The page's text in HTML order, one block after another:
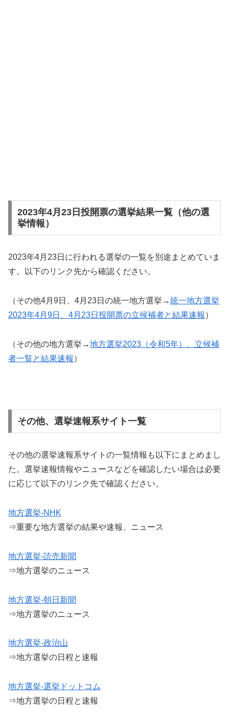
2023年4月23日投開票の選挙結果一覧（他の選
挙情報）
2023年4月23日に行われる選挙の一覧を別途まとめていま
す。以下のリンク先から確認ください。
（その他4月9日、4月23日の統一地方選挙→統一地方選挙
2023年4月9日、4月23日投開票の立候補者と結果速報 ）
（その他の地方選挙→地方選挙2023（令和5年）、立候補
者一覧と結果速報 ）
その他、選挙速報系サイト一覧
その他の選挙速報系サイトの一覧情報も以下にまとめまし
た。選挙速報情報やニュースなどを確認したい場合は必要
に応じて以下のリンク先で確認ください。
地方選挙-NHK
⇒重要な地方選挙の結果や速報、ニュース
地方選挙-読売新聞
⇒地方選挙のニュース
地方選挙-朝日新聞
⇒地方選挙のニュース
地方選挙-政治山
⇒地方選挙の日程と速報
地方選挙-選挙ドットコム
⇒地方選挙の日程と速報